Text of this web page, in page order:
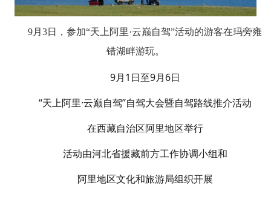
9月3日，参加“天上阿里·云巅自驾”活动的游客在玛旁雍
错湖畔游玩。
9月1日至9月6日
“天上阿里·云巅自驾”自驾大会暨自驾路线推介活动
在西藏自治区阿里地区举行
活动由河北省援藏前方工作协调小组和
阿里地区文化和旅游局组织开展